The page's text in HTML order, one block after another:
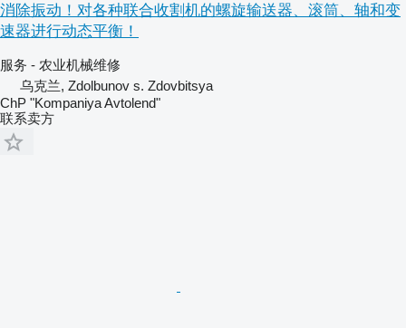
消除振动！对各种联合收割机的螺旋输送器、滚筒、轴和变
速器进行动态平衡！
服务 - 农业机械维修
乌克兰, Zdolbunov s. Zdovbitsya
ChP "Kompaniya Avtolend"
联系卖方